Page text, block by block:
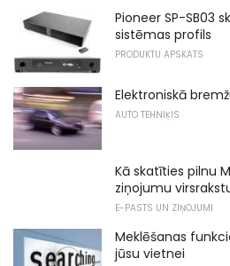
Pioneer SP-SB03
sistēmas profils
PRODUKTU APSKATS
Elektroniskā
AUTO TEHNIĶIS
Kā skatīties pilnu
ziņojumu
E-PASTS UN ZIŅOJUMI
Meklēšanas
jūsu vietnei